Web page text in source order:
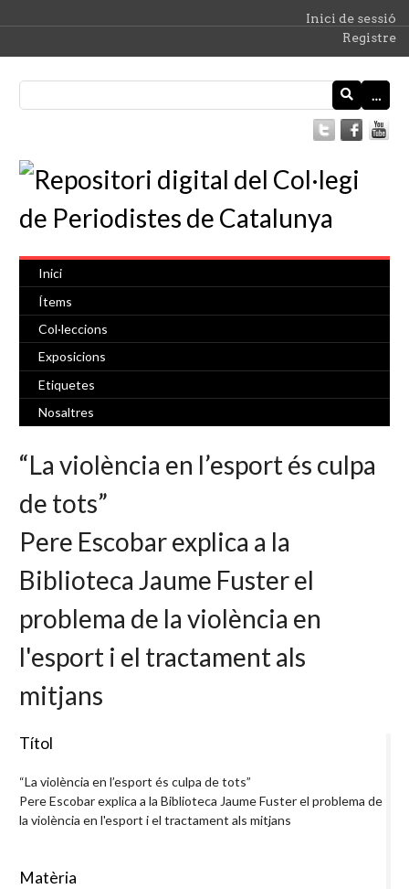
Inici de sessió
Registre
…
Inici
Ítems
Col·leccions
Exposicions
Etiquetes
Nosaltres
“La violència en l’esport és culpa
de tots”
Pere Escobar explica a la
Biblioteca Jaume Fuster el
problema de la violència en
l'esport i el tractament als
mitjans
Títol
“La violència en l’esport és culpa de tots”
Pere Escobar explica a la Biblioteca Jaume Fuster el problema de
la violència en l'esport i el tractament als mitjans
Matèria